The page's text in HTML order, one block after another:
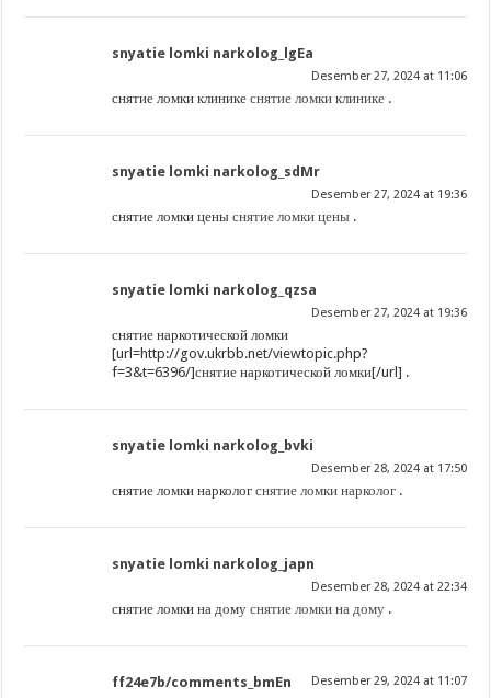
snyatie lomki narkolog_lgEa
Desember 27, 2024 at 11:06
снятие ломки клиникеснятие ломки клинике .
snyatie lomki narkolog_sdMr
Desember 27, 2024 at 19:36
снятие ломки ценыснятие ломки цены .
snyatie lomki narkolog_qzsa
Desember 27, 2024 at 19:36
снятие наркотической ломки
[url=http://gov.ukrbb.net/viewtopic.php?
f=3&t=6396/]снятие наркотической ломки[/url] .
snyatie lomki narkolog_bvki
Desember 28, 2024 at 17:50
снятие ломки наркологснятие ломки нарколог .
snyatie lomki narkolog_japn
Desember 28, 2024 at 22:34
снятие ломки на домуснятие ломки на дому .
ff24e7b/comments_bmEn Desember 29, 2024 at 11:07